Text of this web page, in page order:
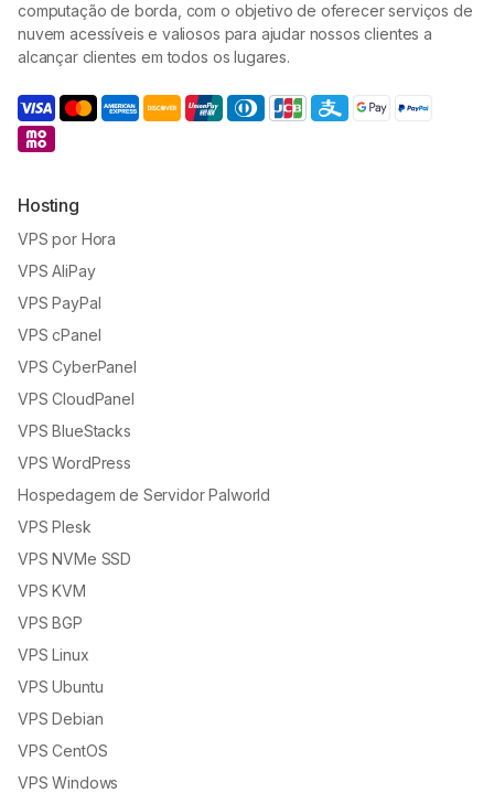
computação de borda, com o objetivo de oferecer serviços de
nuvem acessíveis e valiosos para ajudar nossos clientes a
alcançar clientes em todos os lugares.
Hosting
VPS por Hora
VPS AliPay
VPS PayPal
VPS cPanel
VPS CyberPanel
VPS CloudPanel
VPS BlueStacks
VPS WordPress
Hospedagem de Servidor Palworld
VPS Plesk
VPS NVMe SSD
VPS KVM
VPS BGP
VPS Linux
VPS Ubuntu
VPS Debian
VPS CentOS
VPS Windows